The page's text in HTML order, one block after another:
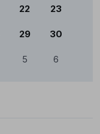
22 23
29 30
5 6